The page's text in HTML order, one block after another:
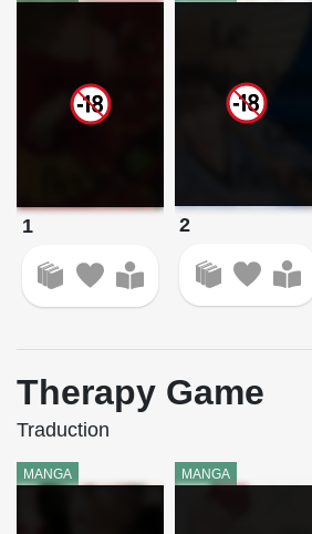
1 2
Therapy Game
Traduction
MANGA MANGA